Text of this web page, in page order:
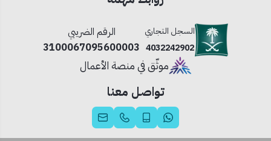
🏡 الاستخدام المثالي:
مثالي للمطابخ الحديثة التي تتطلب تصميمًا ذكيًا يجمع بين الوظيفة
والشكل الجمالي في آن واحد.
💡 نصيحة احترافية:
السجل التجاري
4032242902
الرقم الضريبي
3100067095600003
موثّق في منصة الأعمال
تواصل معنا